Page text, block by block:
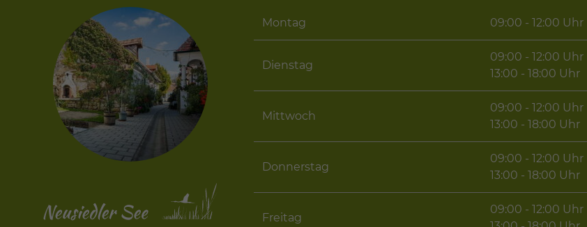
Montag 09:00 - 12:00 Uhr
Dienstag
09:00 - 12:00 Uhr
13:00 - 18:00 Uhr
Mittwoch
09:00 - 12:00 Uhr
13:00 - 18:00 Uhr
Donnerstag
09:00 - 12:00 Uhr
13:00 - 18:00 Uhr
Freitag
09:00 - 12:00 Uhr